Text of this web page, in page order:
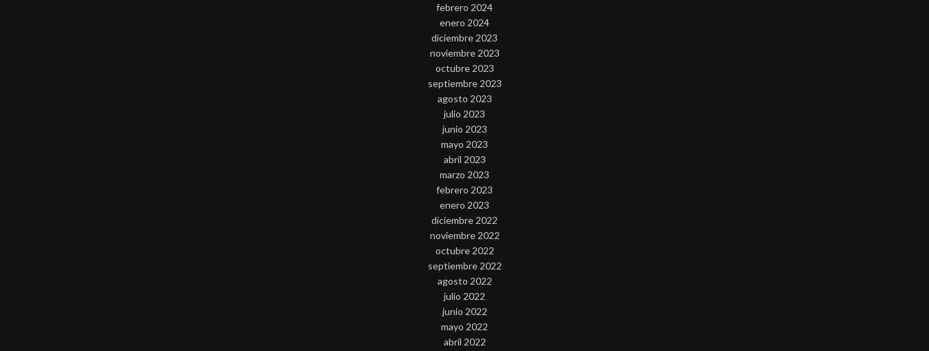
febrero 2024
enero 2024
diciembre 2023
noviembre 2023
octubre 2023
septiembre 2023
agosto 2023
julio 2023
junio 2023
mayo 2023
abril 2023
marzo 2023
febrero 2023
enero 2023
diciembre 2022
noviembre 2022
octubre 2022
septiembre 2022
agosto 2022
julio 2022
junio 2022
mayo 2022
abril 2022